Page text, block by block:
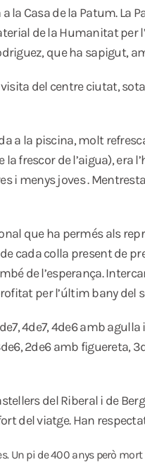
la Casa de la Patum.
de la Humanitat per
que ha sapigut,
del centre ciutat,
a la piscina, molt
frescor de l’aigua), era
i menys joves .
que ha permés als
cada colla present de
de l’esperança.
per l’últim bany del
4de7, 4de6 amb
2de6 amb
del Riberal i de
del viatge. Han
Un pi de 400 anys però